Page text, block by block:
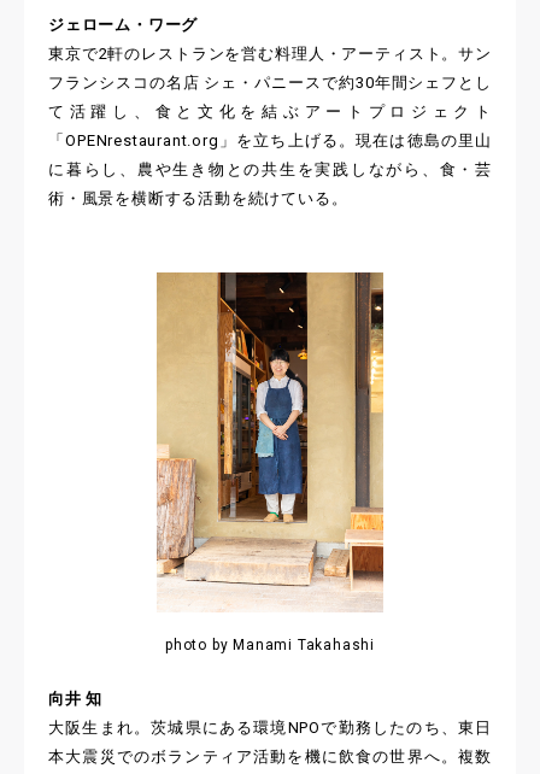
ジェローム・ワーグ
東京で2軒のレストランを営む料理人・アーティスト。サン
フランシスコの名店 シェ・パニースで約30年間シェフとし
て活躍し、食と文化を結ぶアートプロジェクト
「OPENrestaurant.org」を立ち上げる。現在は徳島の里山
に暮らし、農や生き物との共生を実践しながら、食・芸
術・風景を横断する活動を続けている。
photo by Manami Takahashi
向井 知
大阪生まれ。茨城県にある環境NPOで勤務したのち、東日
本大震災でのボランティア活動を機に飲食の世界へ。複数